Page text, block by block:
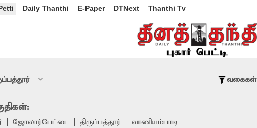
Daily Thanthi E-Paper DTNext Thanthi Tv
வகைகள்
ஜோலார்பேட்டை திருப்பத்தூர் வாணியம்பாடி